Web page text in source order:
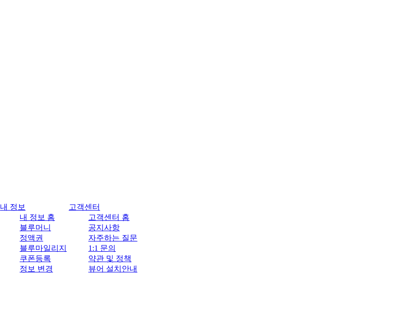
내 정보
내 정보 홈
블루머니
정액권
블루마일리지
쿠폰등록
정보 변경
고객센터
고객센터 홈
공지사항
자주하는 질문
1:1 문의
약관 및 정책
뷰어 설치안내